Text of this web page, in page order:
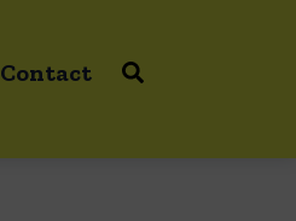
Contact